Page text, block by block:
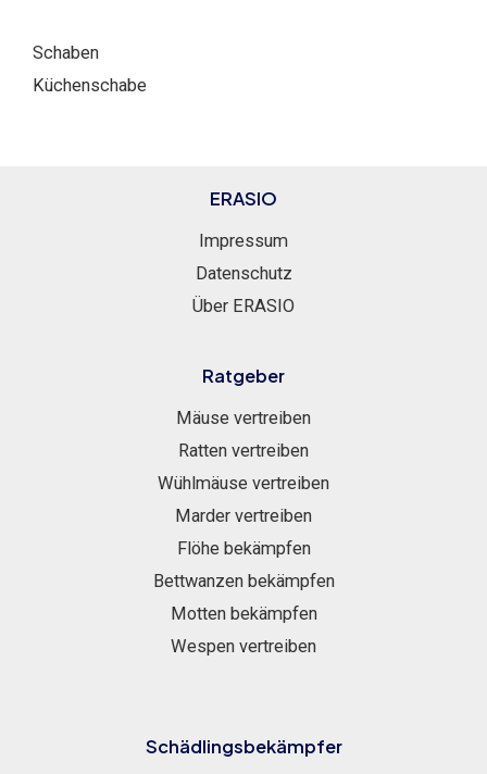
Schaben
Küchenschabe
ERASIO
Impressum
Datenschutz
Über ERASIO
Ratgeber
Mäuse vertreiben
Ratten vertreiben
Wühlmäuse vertreiben
Marder vertreiben
Flöhe bekämpfen
Bettwanzen bekämpfen
Motten bekämpfen
Wespen vertreiben
Schädlingsbekämpfer